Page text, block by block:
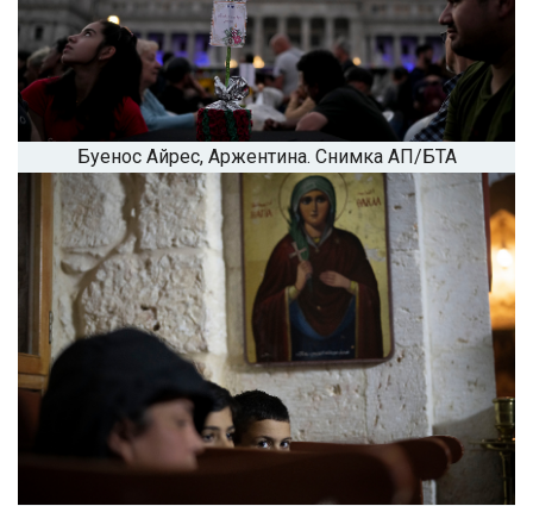
Буенос Айрес, Аржентина. Снимка АП/БТА